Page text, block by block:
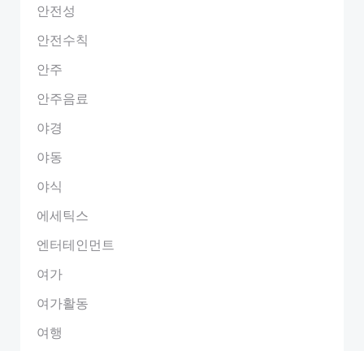
안전성
안전수칙
안주
안주음료
야경
야동
야식
에세틱스
엔터테인먼트
여가
여가활동
여행